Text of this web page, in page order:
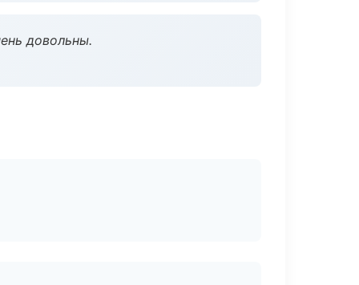
довольны.